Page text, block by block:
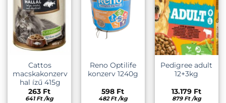
Cattos
macskakonzerv
hal ízű 415g
263 Ft
641Ft /kg
Reno Optilife
konzerv 1240g
598 Ft
482Ft /kg
Pedigree adult
12+3kg
13.179 Ft
879 Ft /kg